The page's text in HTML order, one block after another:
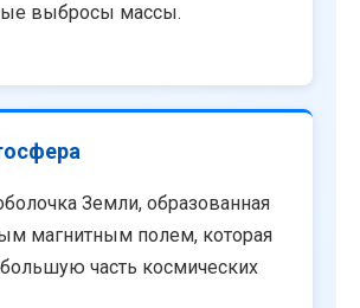
выбросы массы.
Земли, образованная
магнитным полем, которая
часть космических